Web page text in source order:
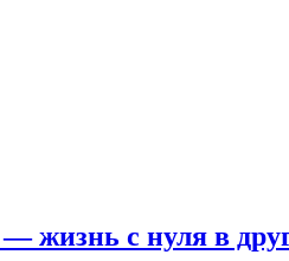
жизнь с нуля в